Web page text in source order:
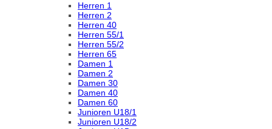
Herren 1
Herren 2
Herren 40
Herren 55/1
Herren 55/2
Herren 65
Damen 1
Damen 2
Damen 30
Damen 40
Damen 60
Junioren U18/1
Junioren U18/2